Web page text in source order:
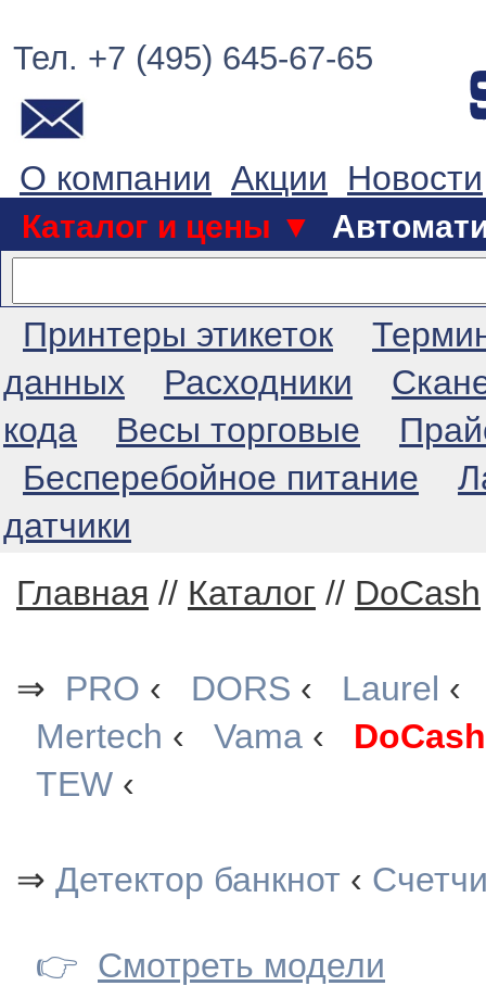
Тел. +7 (495) 645-67-65
О компании Акции Новости
Каталог и цены ▼
Принтеры этикеток
данных
Расходники
кода
Весы торговые
Бесперебойное питание
датчики
Главная // Каталог // DoCash
⇒ PRO ‹ DORS ‹ Laurel
Mertech ‹ Vama ‹ DoCash
TEW ‹
⇒ Детектор банкнот ‹
👉 Смотреть модели